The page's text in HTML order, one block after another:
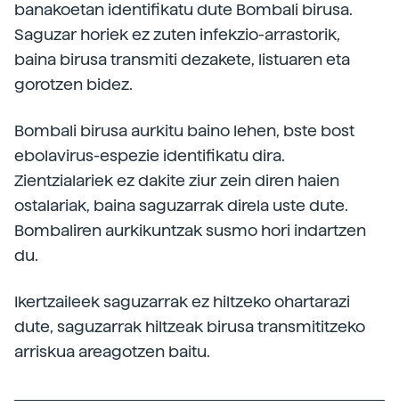
banakoetan identifikatu dute Bombali birusa.
Saguzar horiek ez zuten infekzio-arrastorik,
baina birusa transmiti dezakete, listuaren eta
gorotzen bidez.
Bombali birusa aurkitu baino lehen, bste bost
ebolavirus-espezie identifikatu dira.
Zientzialariek ez dakite ziur zein diren haien
ostalariak, baina saguzarrak direla uste dute.
Bombaliren aurkikuntzak susmo hori indartzen
du.
Ikertzaileek saguzarrak ez hiltzeko ohartarazi
dute, saguzarrak hiltzeak birusa transmititzeko
arriskua areagotzen baitu.